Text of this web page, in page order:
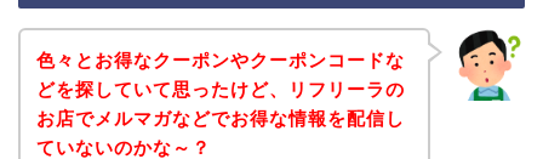
色々とお得なクーポンやクーポンコードな
どを探していて思ったけど、リフリーラの
お店でメルマガなどでお得な情報を配信し
ていないのかな～？